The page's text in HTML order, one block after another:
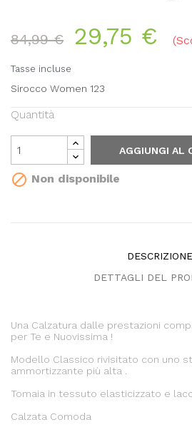
84,99 € 29,75 €
Tasse incluse
Sirocco Women 123
Quantità
AGGIUNGI AL
 Non disponibile
DESCRIZIONE
DETTAGLI DEL
Una Calzatura dalle prestazioni
per Te e Nuovissima !
Modello Classico rivisitato con uno
ammortizzante più alta .
Tomaia in tessuto elasticizzato e
Calzata Comoda